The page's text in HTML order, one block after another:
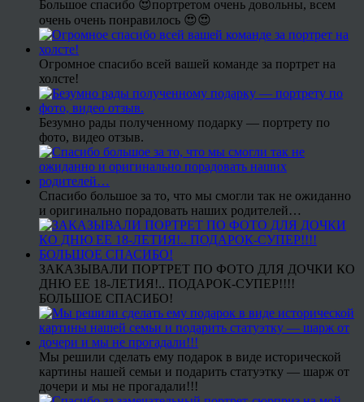
Большое спасибо 😍портретом очень довольны, всем
очень очень понравилось 😍😍
Огромное спасибо всей вашей команде за портрет на
холсте!
Безумно рады полученному подарку — портрету по
фото, видео отзыв.
Спасибо большое за то, что мы смогли так не ожиданно
и оригинально порадовать наших родителей…
ЗАКАЗЫВАЛИ ПОРТРЕТ ПО ФОТО ДЛЯ ДОЧКИ КО
ДНЮ ЕЕ 18-ЛЕТИЯ!.. ПОДАРОК-СУПЕР!!!!
БОЛЬШОЕ СПАСИБО!
Мы решили сделать ему подарок в виде исторической
картины нашей семьи и подарить статуэтку — шарж от
дочери и мы не прогадали!!!